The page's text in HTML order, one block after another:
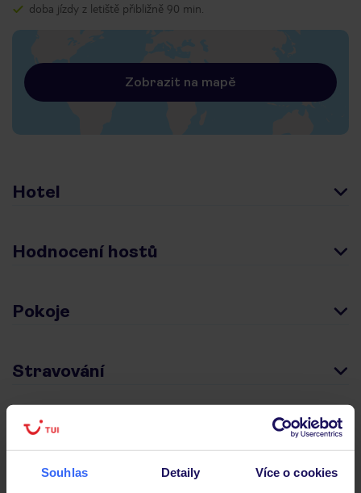
Souhlas Detaily Více o cookies
doba jízdy z letiště přibližně 90 min.
Zobrazit na mapě
Hotel
Hodnocení hostů
Pokoje
Stravování
Důležité informace